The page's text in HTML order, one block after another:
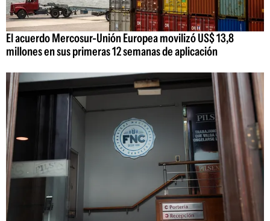
El acuerdo Mercosur-Unión Europea movilizó US$ 13,8
millones en sus primeras 12 semanas de aplicación